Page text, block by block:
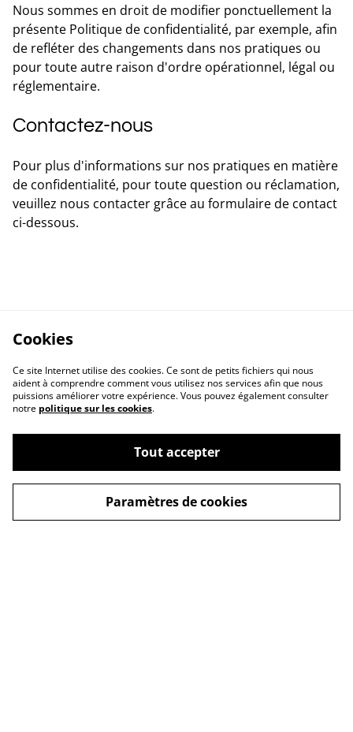
Nous sommes en droit de modifier ponctuellement la
présente Politique de confidentialité, par exemple, afin
de refléter des changements dans nos pratiques ou
pour toute autre raison d'ordre opérationnel, légal ou
réglementaire.
Contactez-nous
Pour plus d'informations sur nos pratiques en matière
de confidentialité, pour toute question ou réclamation,
veuillez nous contacter grâce au formulaire de contact
ci-dessous.
Cookies
Ce site Internet utilise des cookies. Ce sont de petits fichiers qui nous
aident à comprendre comment vous utilisez nos services afin que nous
puissions améliorer votre expérience. Vous pouvez également consulter
notre politique sur les cookies.
Tout accepter
Paramètres de cookies